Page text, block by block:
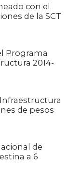
con el
de la SCT
Programa
2014-
de pesos
de
a 6